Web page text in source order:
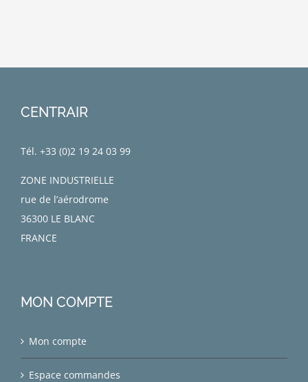
CENTRAIR
Tél. +33 (0)2 19 24 03 99
ZONE INDUSTRIELLE
rue de l’aérodrome
36300 LE BLANC
FRANCE
MON COMPTE
Mon compte
Espace commandes